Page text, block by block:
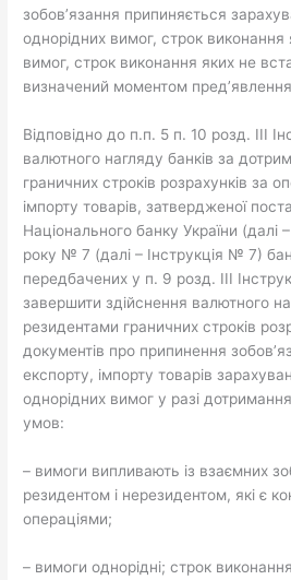
зобов’язання припиняється
однорідних вимог, строк
вимог, строк виконання яких не
визначений моментом
Відповідно до п.п. 5 п. 10 розд. ІІІ
валютного нагляду банків за
граничних строків розрахунків за
імпорту товарів, затвердженої
Національного банку України (далі
року № 7 (далі – Інструкція № 7)
передбачених у п. 9 розд. III
завершити здійснення валютного
резидентами граничних строків
документів про припинення
експорту, імпорту товарів
однорідних вимог у разі
умов:
– вимоги випливають із взаємних
резидентом і нерезидентом, які є
операціями;
– вимоги однорідні; строк